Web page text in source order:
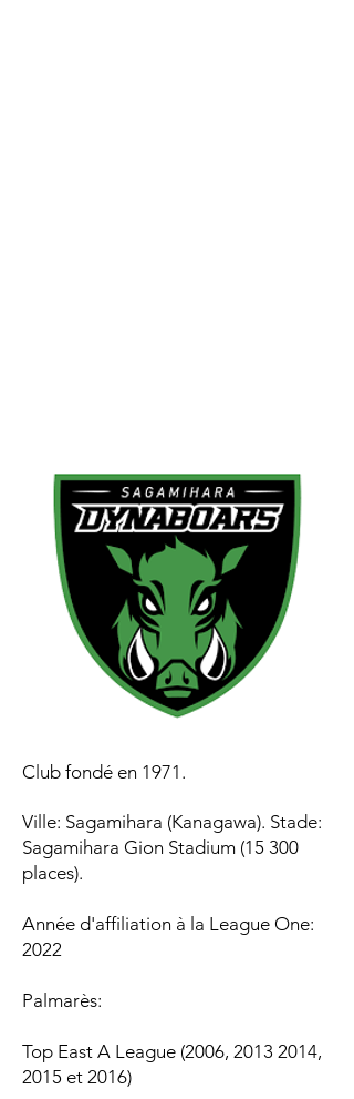
Club fondé en 1971.
Ville: Sagamihara (Kanagawa). Stade:
Sagamihara Gion Stadium (15 300
places).
Année d'affiliation à la League One:
2022
Palmarès:​
Top East A League (2006, 2013 2014,
2015 et 2016)